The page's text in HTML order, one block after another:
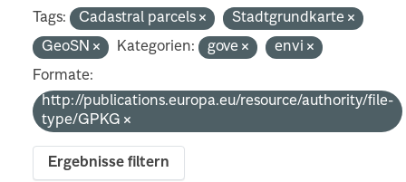
Tags: Cadastral parcels
Stadtgrundkarte
GeoSN
Kategorien: gove
envi
Formate:
http://publications.europa.eu/resource/authority/file-
type/GPKG
Ergebnisse filtern